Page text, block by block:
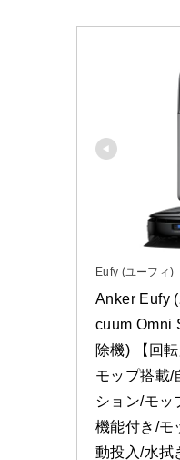
Eufy (ユーフィ)
Anker Eufy
cuum Omni
除機) 【回
モップ搭載/
ション/モッ
機能付き/モ
動投入/水拭